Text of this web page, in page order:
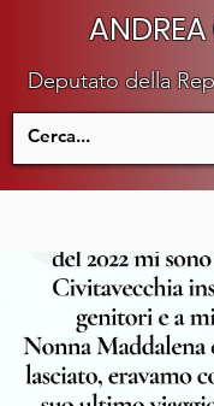
ANDREA
Deputato della